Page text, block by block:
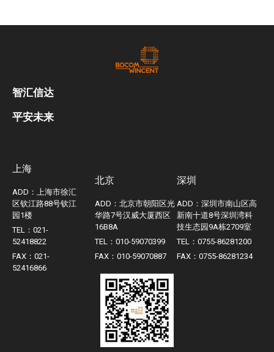
智汇信达
平安未来
上海
ADD：上海市徐汇
区钦江路88号钦江
园1楼
TEL：021-
52418822
FAX：021-
52416866
北京
ADD：北京市朝阳区光
华路7号汉威大厦西区
16B8A
TEL：010-59070399
FAX：010-59070887
深圳
ADD：深圳市南山区高
新南十道8号深圳湾科
技生态园9A栋2709室
TEL：0755-86281200
FAX：0755-86281234